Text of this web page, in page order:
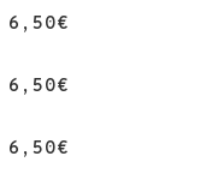
6,50€
6,50€
6,50€